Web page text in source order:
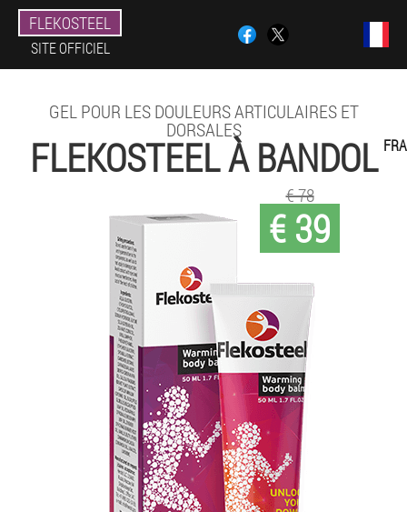
FLEKOSTEEL
SITE OFFICIEL
GEL POUR LES DOULEURS ARTICULAIRES ET
DORSALES
FLEKOSTEEL À BANDOL
€ 39
€ 78